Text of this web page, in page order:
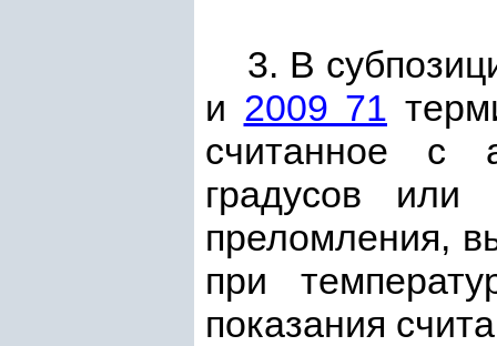
3. В
и 2009 71
считанное с
градусов или
преломления,
при
показания